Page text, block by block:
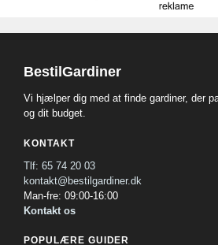
BestilGardiner
Vi hjælper dig med at finde gardiner, der
og dit budget.
KONTAKT
Tlf: 65 74 20 03
kontakt@bestilgardiner.dk
Man-fre: 09:00-16:00
Kontakt os
POPULÆRE GUIDER